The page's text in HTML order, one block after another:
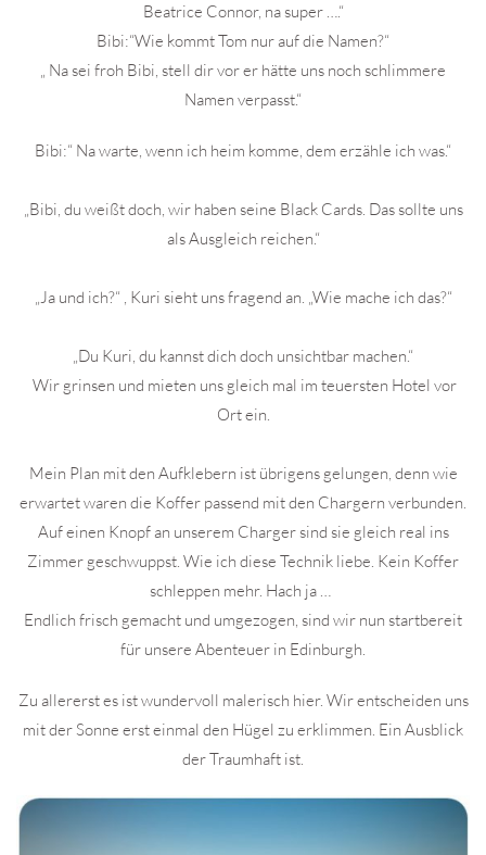
Beatrice Connor, na super ….“
Bibi:“Wie kommt Tom nur auf die Namen?“
„ Na sei froh Bibi, stell dir vor er hätte uns noch schlimmere
Namen verpasst.“
Bibi:“ Na warte, wenn ich heim komme, dem erzähle ich was.“
„Bibi, du weißt doch, wir haben seine Black Cards. Das sollte uns
als Ausgleich reichen.“
„Ja und ich?“ , Kuri sieht uns fragend an. „Wie mache ich das?“
„Du Kuri, du kannst dich doch unsichtbar machen.“
Wir grinsen und mieten uns gleich mal im teuersten Hotel vor
Ort ein.
Mein Plan mit den Aufklebern ist übrigens gelungen, denn wie
erwartet waren die Koffer passend mit den Chargern verbunden.
Auf einen Knopf an unserem Charger sind sie gleich real ins
Zimmer geschwuppst. Wie ich diese Technik liebe. Kein Koffer
schleppen mehr. Hach ja …
Endlich frisch gemacht und umgezogen, sind wir nun startbereit
für unsere Abenteuer in Edinburgh.
Zu allererst es ist wundervoll malerisch hier. Wir entscheiden uns
mit der Sonne erst einmal den Hügel zu erklimmen. Ein Ausblick
der Traumhaft ist.